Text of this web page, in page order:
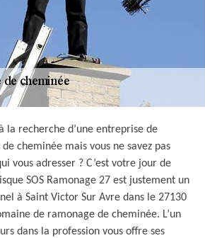
la recherche d’une entreprise de
cheminée mais vous ne savez pas
vous adresser ? C’est votre jour de
SOS Ramonage 27 est justement un
à Saint Victor Sur Avre dans le 27130
de ramonage de cheminée. L’un
dans la profession vous offre ses